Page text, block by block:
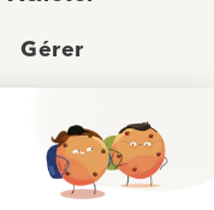
Gérer
Avis clients